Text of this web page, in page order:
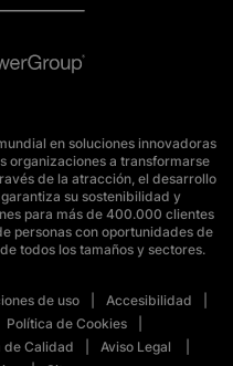
en soluciones innovadoras
organizaciones a transformarse
de la atracción, el desarrollo
su sostenibilidad y
para más de 400.000 clientes
personas con oportunidades de
todos los tamaños y sectores.
de uso
Accesibilidad
Política de Cookies
de Calidad
Aviso Legal